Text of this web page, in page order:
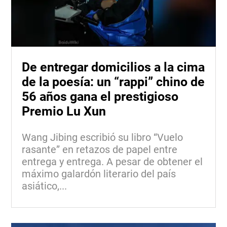
De entregar domicilios a la cima
de la poesía: un “rappi” chino de
56 años gana el prestigioso
Premio Lu Xun
Wang Jibing escribió su libro “Vuelo
rasante” en retazos de papel entre
entrega y entrega. A pesar de obtener el
máximo galardón literario del país
asiático,...